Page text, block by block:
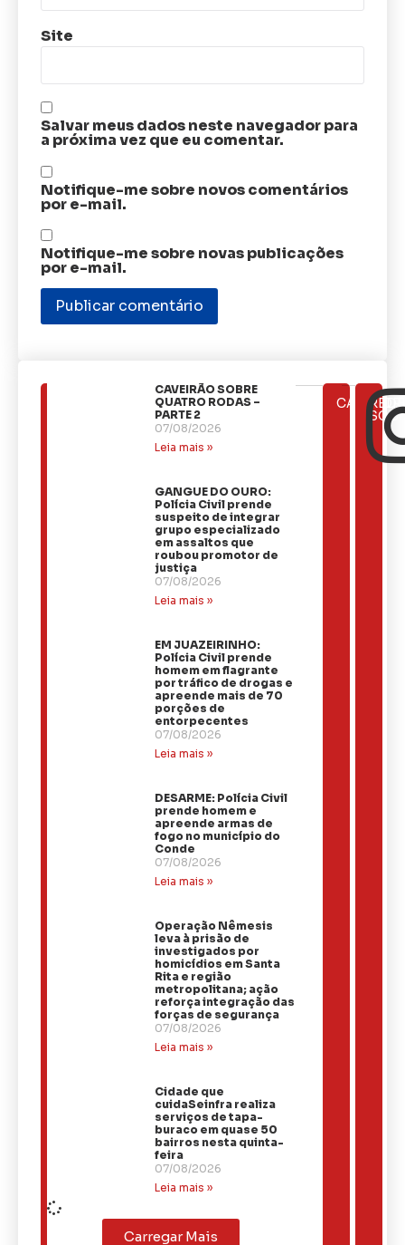
Site
Salvar meus dados neste navegador para
a próxima vez que eu comentar.
Notifique-me sobre novos comentários
por e-mail.
Notifique-me sobre novas publicações
por e-mail.
CAVEIRÃO SOBRE
QUATRO RODAS –
PARTE 2
07/08/2026
Leia mais »
GANGUE DO OURO:
Polícia Civil prende
suspeito de integrar
grupo especializado
em assaltos que
roubou promotor de
justiça
07/08/2026
Leia mais »
EM JUAZEIRINHO:
Polícia Civil prende
homem em flagrante
por tráfico de drogas e
apreende mais de 70
porções de
entorpecentes
07/08/2026
Leia mais »
DESARME: Polícia Civil
prende homem e
apreende armas de
fogo no município do
Conde
07/08/2026
Leia mais »
Operação Nêmesis
leva à prisão de
investigados por
homicídios em Santa
Rita e região
metropolitana; ação
reforça integração das
forças de segurança
07/08/2026
Leia mais »
Cidade que
cuidaSeinfra realiza
serviços de tapa-
buraco em quase 50
bairros nesta quinta-
feira
07/08/2026
Leia mais »
Carregar Mais